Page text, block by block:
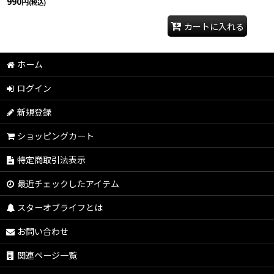
(税込)
カートに入れる
ホーム
ログイン
新規登録
ショッピングカート
特定商取引法表示
最近チェックしたアイテム
スターオブライフとは
お問い合わせ
関連ページ一覧